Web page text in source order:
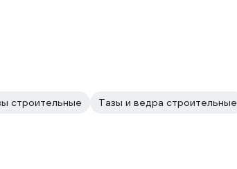
строительные Тазы и ведра строительные